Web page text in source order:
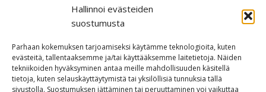
Hallinnoi evästeiden
suostumusta
Parhaan kokemuksen tarjoamiseksi käytämme teknologioita, kuten
evästeitä, tallentaaksemme ja/tai käyttääksemme laitetietoja. Näiden
tekniikoiden hyväksyminen antaa meille mahdollisuuden käsitellä
tietoja, kuten selauskäyttäytymistä tai yksilöllisiä tunnuksia tällä
sivustolla. Suostumuksen jättäminen tai peruuttaminen voi vaikuttaa